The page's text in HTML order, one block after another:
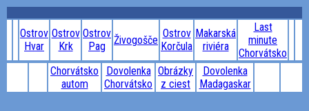
Ostrov
Hvar
Ostrov
Krk
Ostrov
Pag
Živogošče
Ostrov
Korčula
Makarská
riviéra
Last
minute
Chorvátsko
Chorvátsko
autom
Dovolenka
Chorvátsko
Obrázky
z ciest
Dovolenka
Madagaskar